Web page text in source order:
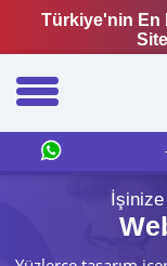
Türkiye'nin En